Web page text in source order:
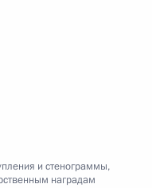
и стенограммы,
наградам